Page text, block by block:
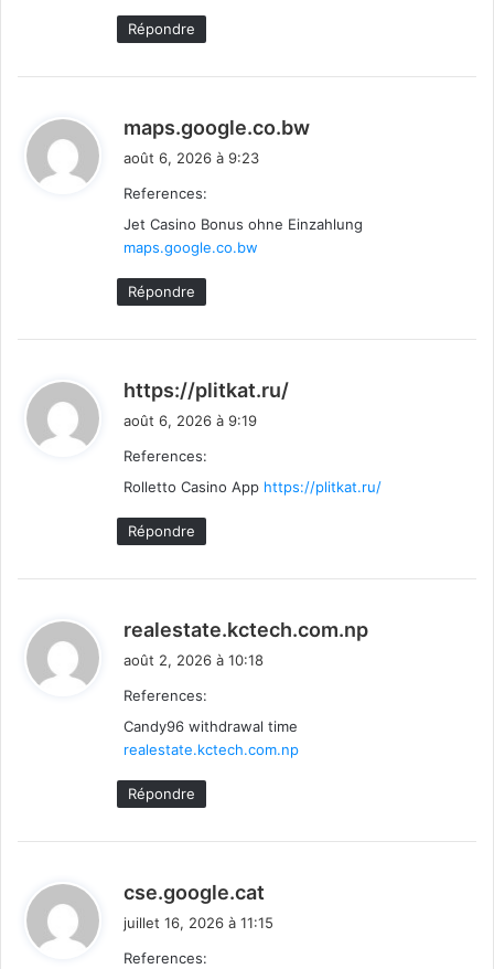
Répondre
maps.google.co.bw
:
août 6, 2026 à 9:23
References:
Jet Casino Bonus ohne Einzahlung
maps.google.co.bw
Répondre
https://plitkat.ru/
:
août 6, 2026 à 9:19
References:
Rolletto Casino App https://plitkat.ru/
Répondre
realestate.kctech.com.np
août 2, 2026 à 10:18
References:
Candy96 withdrawal time
realestate.kctech.com.np
Répondre
cse.google.cat
i
juillet 16, 2026 à 11:15
References: